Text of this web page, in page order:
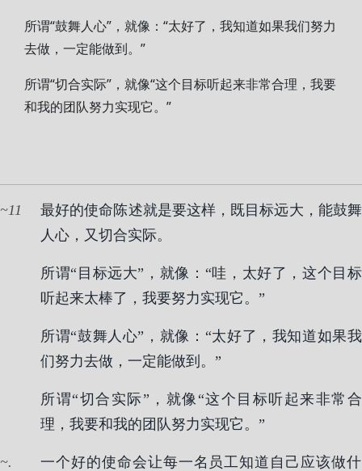
所谓“鼓舞人心”，就像：“太好了，我知道如果我们努力
去做，一定能做到。”
所谓“切合实际”，就像“这个目标听起来非常合理，我要
和我的团队努力实现它。”
11
最好的使命陈述就是要这样，既目标远大，能鼓舞
人心，又切合实际。
所谓“目标远大”，就像：“哇，太好了，这个目标
听起来太棒了，我要努力实现它。”
所谓“鼓舞人心”，就像：“太好了，我知道如果我
们努力去做，一定能做到。”
所谓“切合实际”，就像“这个目标听起来非常合
理，我要和我的团队努力实现它。”
.
一个好的使命会让每一名员工知道自己应该做什